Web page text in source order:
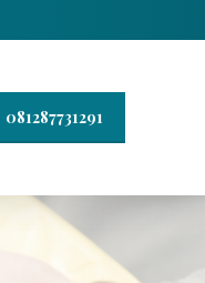
081287731291